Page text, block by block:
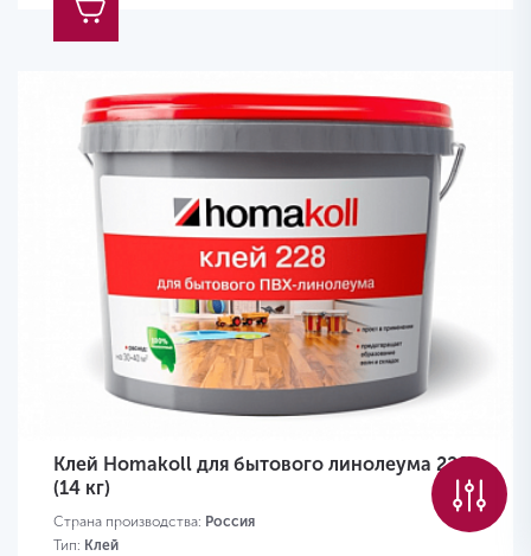
Клей Homakoll для бытового линолеума 228
(14 кг)
Страна производства: Россия
Тип: Клей